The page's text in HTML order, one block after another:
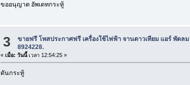
ขออนุญาต อัพเดทกระทู้
3 ขายฟรี โพสประกาศฟรี เครื่องใช้ไฟฟ้า จานดาวเทียม แอร์ พัดลม
8924228.
« เมื่อ: วันนี้เวลา 12:54:25 »
ดันกระทู้